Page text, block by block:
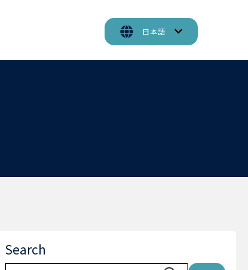
日本語
Search
これは、自動候補機能付きの検索フィールドです。